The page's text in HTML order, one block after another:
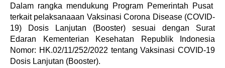
Dalam rangka mendukung Program Pemerintah Pusat
terkait pelaksanaaan Vaksinasi Corona Disease (COVID-
19) Dosis Lanjutan (Booster) sesuai dengan Surat
Edaran Kementerian Kesehatan Republik Indonesia
Nomor: HK.02/11/252/2022 tentang Vaksinasi COVID-19
Dosis Lanjutan (Booster).